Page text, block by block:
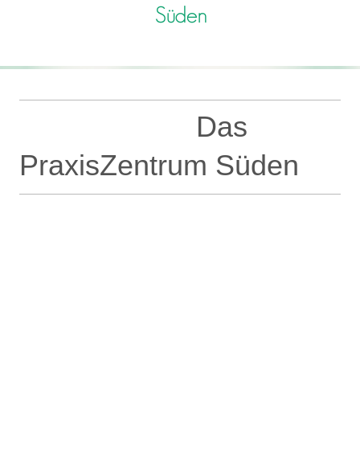
Das
PraxisZentrum Süden